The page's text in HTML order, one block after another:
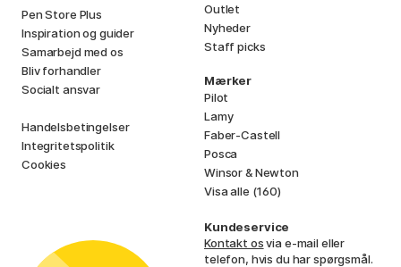
Pen Store Plus
Inspiration og guider
Samarbejd med os
Bliv forhandler
Socialt ansvar
Handelsbetingelser
Integritetspolitik
Cookies
Outlet
Nyheder
Staff picks
Mærker
Pilot
Lamy
Faber-Castell
Posca
Winsor & Newton
Visa alle (160)
Kundeservice
Kontakt osvia e-mail eller
telefon, hvis du har spørgsmål.